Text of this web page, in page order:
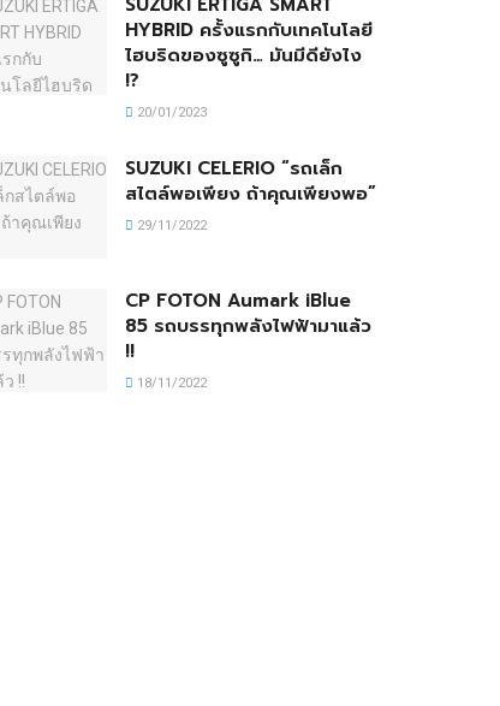
HYBRID ครั้งแรกกับเทคโนโลยี
ไฮบริดของซูซูกิ… มันมีดียังไง
!?
20/01/2023
SUZUKI CELERIO “รถเล็ก
สไตล์พอเพียง ถ้าคุณเพียงพอ”
29/11/2022
CP FOTON Aumark iBlue
85 รถบรรทุกพลังไฟฟ้ามาแล้ว
!!
18/11/2022